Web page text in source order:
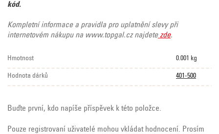
kód.
Kompletní informace a pravidla pro uplatnění slevy při
internetovém nákupu na www.topgal.cz najdetezde.
Hmotnost 0.001 kg
Hodnota dárků 401-500
Buďte první, kdo napíše příspěvek k této položce.
Pouze registrovaní uživatelé mohou vkládat hodnocení. Prosím